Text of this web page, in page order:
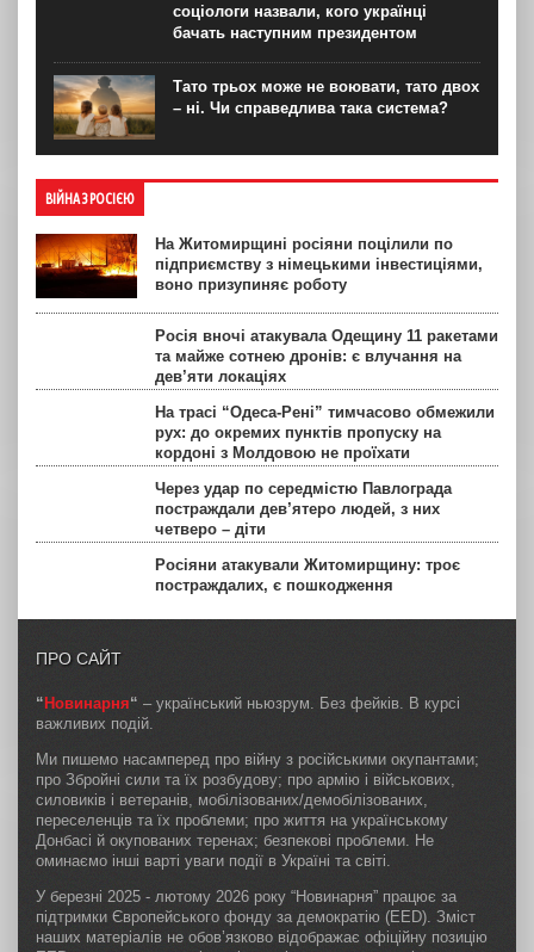
соціологи назвали, кого українці
бачать наступним президентом
Тато трьох може не воювати, тато двох
– ні. Чи справедлива така система?
ВІЙНА З РОСІЄЮ
На Житомирщині росіяни поцілили по
підприємству з німецькими інвестиціями,
воно призупиняє роботу
Росія вночі атакувала Одещину 11 ракетами
та майже сотнею дронів: є влучання на
дев’яти локаціях
На трасі “Одеса-Рені” тимчасово обмежили
рух: до окремих пунктів пропуску на
кордоні з Молдовою не проїхати
Через удар по середмістю Павлограда
постраждали дев’ятеро людей, з них
четверо – діти
Росіяни атакували Житомирщину: троє
постраждалих, є пошкодження
ПРО САЙТ
“ Новинарня“ – український ньюзрум. Без фейків. В курсі
важливих подій.
Ми пишемо насамперед про війну з російськими окупантами;
про Збройні сили та їх розбудову; про армію і військових,
силовиків і ветеранів, мобілізованих/демобілізованих,
переселенців та їх проблеми; про життя на українському
Донбасі й окупованих теренах; безпекові проблеми. Не
оминаємо інші варті уваги події в Україні та світі.
У березні 2025 - лютому 2026 року “Новинарня” працює за
підтримки Європейського фонду за демократію (EED). Зміст
наших матеріалів не обов’язково відображає офіційну позицію